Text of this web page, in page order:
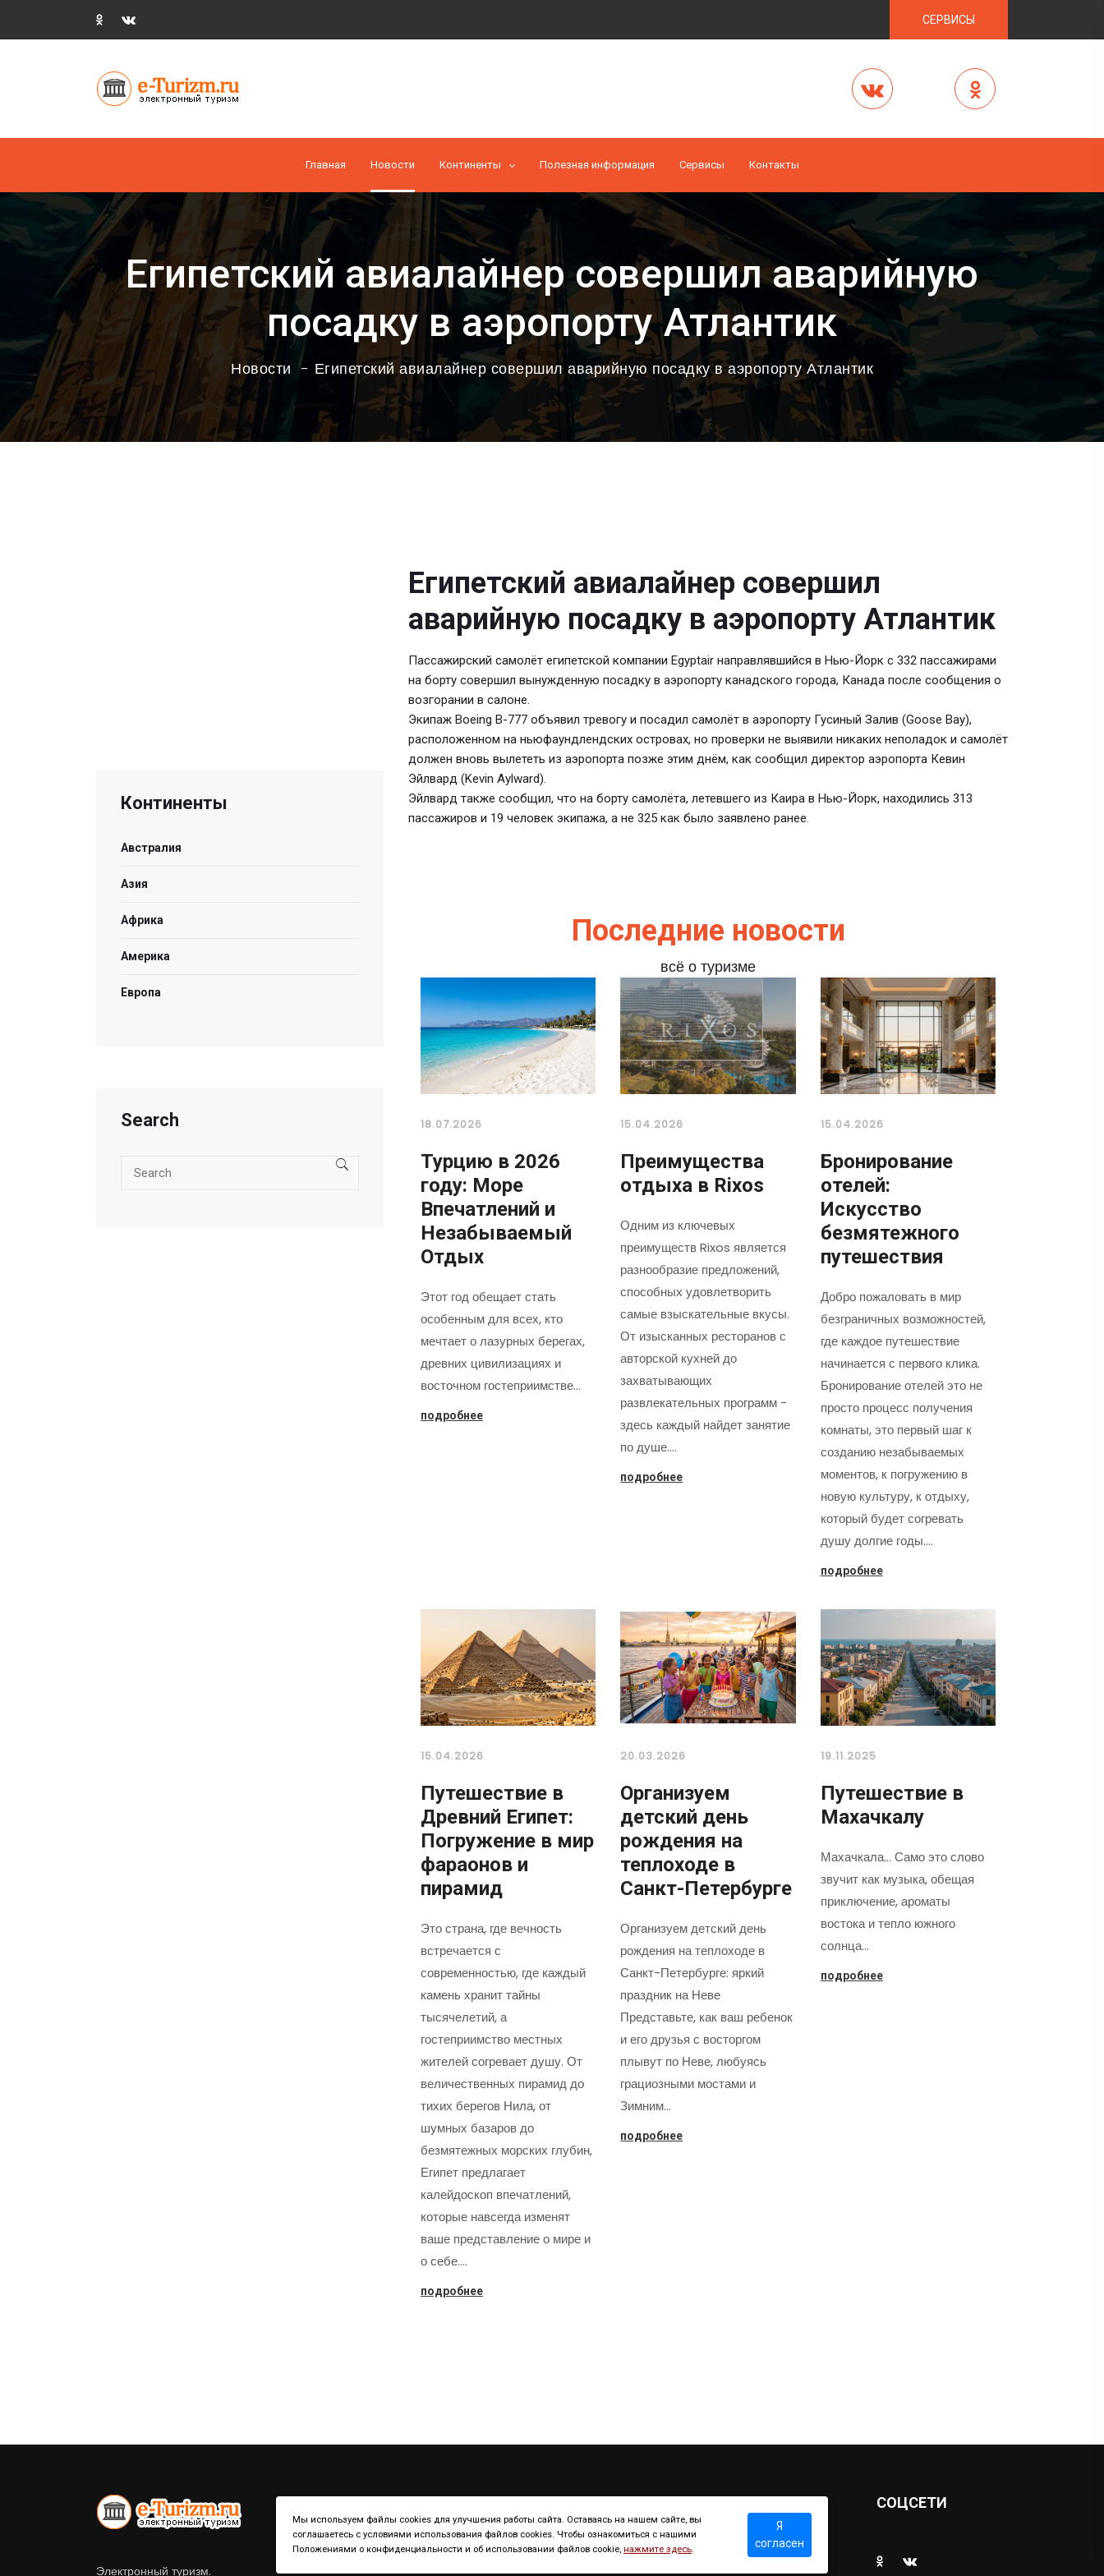
СЕРВИСЫ
Главная Новости Континенты Полезная информация Cервисы Контакты
Египетский авиалайнер совершил аварийную
посадку в аэропорту Атлантик
Новости Египетский авиалайнер совершил аварийную посадку в аэропорту Атлантик
Египетский авиалайнер совершил
аварийную посадку в аэропорту Атлантик
Пассажирский самолёт египетской компании Egyptair направлявшийся в Нью-Йорк с 332 пассажирами
на борту совершил вынужденную посадку в аэропорту канадского города, Канада после сообщения о
возгорании в салоне.
Экипаж Boeing B-777 объявил тревогу и посадил самолёт в аэропорту Гусиный Залив (Goose Bay),
расположенном на ньюфаундлендских островах, но проверки не выявили никаких неполадок и самолёт
должен вновь вылететь из аэропорта позже этим днём, как сообщил директор аэропорта Кевин
Эйлвард (Kevin Aylward).
Эйлвард также сообщил, что на борту самолёта, летевшего из Каира в Нью-Йорк, находились 313
пассажиров и 19 человек экипажа, а не 325 как было заявлено ранее.
Последние новости
всё о туризме
18.07.2026
Турцию в 2026
году: Море
Впечатлений и
Незабываемый
Отдых
Этот год обещает стать
особенным для всех, кто
мечтает о лазурных берегах,
древних цивилизациях и
восточном гостеприимстве…
подробнее
15.04.2026
Преимущества
отдыха в Rixos
Одним из ключевых
преимуществ Rixos является
разнообразие предложений,
способных удовлетворить
самые взыскательные вкусы.
От изысканных ресторанов с
авторской кухней до
захватывающих
развлекательных программ -
здесь каждый найдет занятие
по душе.…
подробнее
15.04.2026
Бронирование
отелей:
Искусство
безмятежного
путешествия
Добро пожаловать в мир
безграничных возможностей,
где каждое путешествие
начинается с первого клика.
Бронирование отелей это не
просто процесс получения
комнаты, это первый шаг к
созданию незабываемых
моментов, к погружению в
новую культуру, к отдыху,
который будет согревать
душу долгие годы.…
подробнее
15.04.2026
Путешествие в
Древний Египет:
Погружение в мир
фараонов и
пирамид
Это страна, где вечность
встречается с
современностью, где каждый
камень хранит тайны
тысячелетий, а
гостеприимство местных
жителей согревает душу. От
величественных пирамид до
тихих берегов Нила, от
шумных базаров до
безмятежных морских глубин,
Египет предлагает
калейдоскоп впечатлений,
которые навсегда изменят
ваше представление о мире и
о себе.…
подробнее
20.03.2026
Организуем
детский день
рождения на
теплоходе в
Санкт-Петербурге
Организуем детский день
рождения на теплоходе в
Санкт-Петербурге: яркий
праздник на Неве
Представьте, как ваш ребенок
и его друзья с восторгом
плывут по Неве, любуясь
грациозными мостами и
Зимним…
подробнее
19.11.2025
Путешествие в
Махачкалу
Махачкала... Само это слово
звучит как музыка, обещая
приключение, ароматы
востока и тепло южного
солнца…
подробнее
Континенты
Австралия
Азия
Африка
Америка
Европа
Search
Электронный туризм.
СОЦСЕТИ
Мы используем файлы cookies для улучшения работы сайта. Оставаясь на нашем сайте, вы
соглашаетесь с условиями использования файлов cookies. Чтобы ознакомиться с нашими
Положениями о конфиденциальности и об использовании файлов cookie, нажмите здесь.
Я
согласен